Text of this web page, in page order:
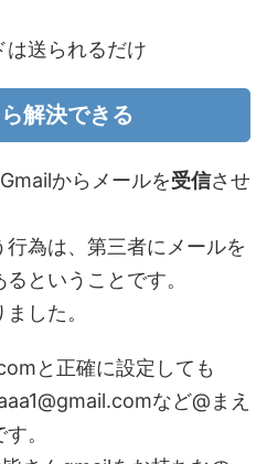
は送られるだけ
解決できる
からメールを受信させ
行為は、第三者にメールを
ということです。
した。
と正確に設定しても
など@まえ
。